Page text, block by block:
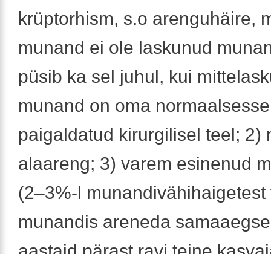
krüptorhism, s.o arenguhäire,
munand ei ole laskunud
püsib ka sel juhul, kui
munand on oma
paigaldatud kirurgilisel teel; 2)
alaareng; 3) varem esinenud
(2–3%-l munandivähihaigetest
munandis areneda